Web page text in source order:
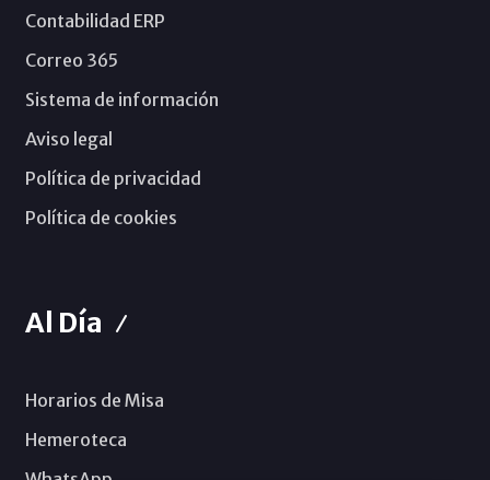
Contabilidad ERP
Correo 365
Sistema de información
Aviso legal
Política de privacidad
Política de cookies
Al Día
Horarios de Misa
Hemeroteca